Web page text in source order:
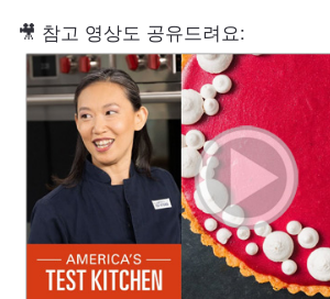
🎥 참고 영상도 공유드려요: